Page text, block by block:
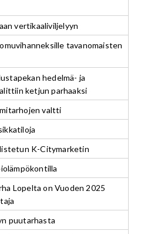
vertikaaliviljelyyn
tavanomaisten
hedelmä- ja
ketjun parhaaksi
valtti
K-Citymarketin
Lopelta on Vuoden 2025
puutarhasta